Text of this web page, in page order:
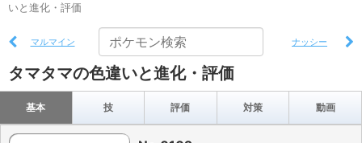
いと進化・評価
マルマイン ナッシー
タマタマの色違いと進化・評価
基本 技 評価 対策 動画